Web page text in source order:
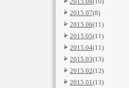
2015.07(8)
2015.06(11)
2015.05(11)
2015.04(11)
2015.03(13)
2015.02(12)
2015.01(13)